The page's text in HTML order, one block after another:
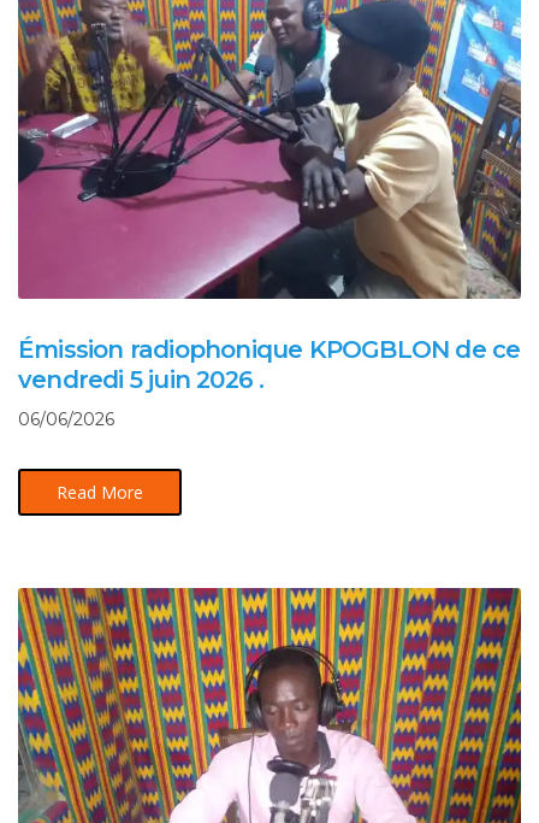
Émission radiophonique KPOGBLON de ce
vendredi 5 juin 2026 .
06/06/2026
Read More